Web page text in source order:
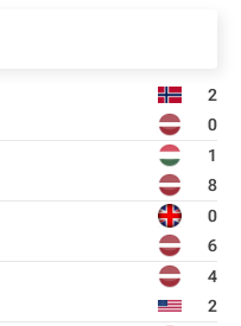
2
0
1
8
0
6
4
2